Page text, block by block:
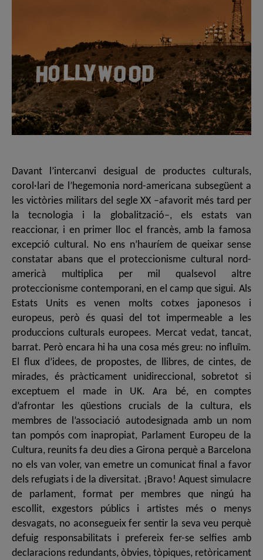
Davant l’intercanvi desigual de productes culturals,
corol·lari de l’hegemonia nord-americana subsegüent a
les victòries militars del segle XX –afavorit més tard per
la tecnologia i la globalització–, els estats van
reaccionar, i en primer lloc el francès, amb la famosa
excepció cultural. No ens n’hauríem de queixar sense
constatar abans que el proteccionisme cultural nord-
americà multiplica per mil qualsevol altre
proteccionisme contemporani, en el camp que sigui. Als
Estats Units es venen molts cotxes japonesos i
europeus, però és quasi del tot impermeable a les
produccions culturals europees. Mercat vedat, tancat,
barrat. Però encara hi ha una cosa més greu: no influïm.
El flux d’idees, de propostes, de llibres, de cintes, de
mirades, és pràcticament unidireccional, sobretot si
exceptuem el made in UK. Ara bé, en comptes
d’afrontar les qüestions crucials de la cultura, els
membres de l’associació autodesignada amb un nom
tan pompós com inapropiat, Parlament Europeu de la
Cultura, reunits fa deu dies a Girona perquè a Barcelona
no els van voler, van emetre un comunicat final a favor
dels refugiats i de la diversitat. ¡Bravo! Aquest simulacre
de parlament, format per membres que ningú ha
escollit, exgestors públics i artistes més o menys
desvagats, no aconsegueix fer sentir la seva veu perquè
defuig responsabilitats i prefereix fer-se selfies amb
declaracions redundants, òbvies, tòpiques, retòricament